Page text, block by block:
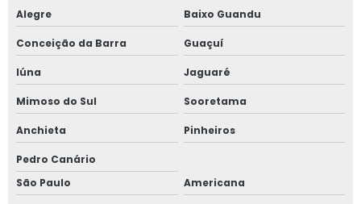
Laudo segurança do trabalho
Laudo segurança do trabalho valor
Laudo técnico de aterramento
Laudo técnico segurança do trabalho
Manutenção de máquinas agrícolas
Manutenção de máquinas e equipamentos
Manutenção de máquinas industriais
Alegre Baixo Guandu
Conceição da Barra Guaçuí
Iúna Jaguaré
Mimoso do Sul Sooretama
Anchieta Pinheiros
Pedro Canário
São Paulo
Americana